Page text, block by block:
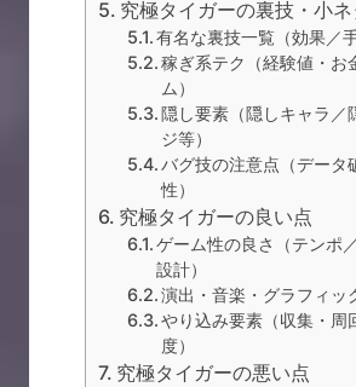
究極タイガーの裏技・小ネ
有名な裏技一覧（効果／手
稼ぎ系テク（経験値・お
ム）
隠し要素（隠しキャラ／
ジ等）
バグ技の注意点（データ
性）
究極タイガーの良い点
ゲーム性の良さ（テンポ
設計）
演出・音楽・グラフィッ
やり込み要素（収集・周
度）
究極タイガーの悪い点